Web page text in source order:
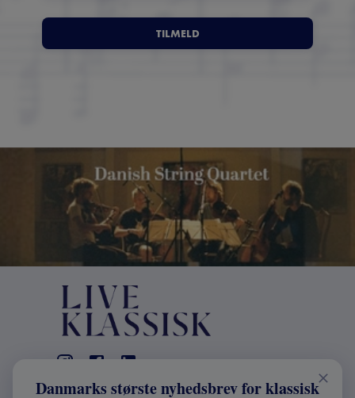
TILMELD
Danmarks største nyhedsbrev for klassisk